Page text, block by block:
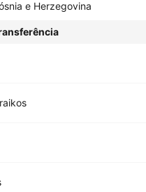
e Herzegovina